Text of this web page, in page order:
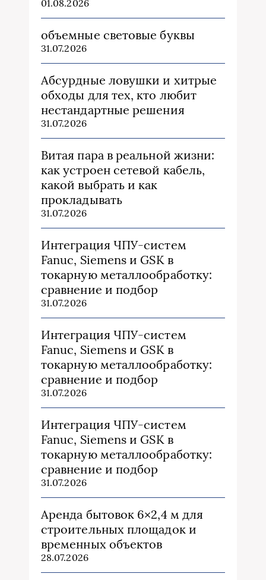
01.08.2026
объемные световые буквы
31.07.2026
Абсурдные ловушки и хитрые
обходы для тех, кто любит
нестандартные решения
31.07.2026
Витая пара в реальной жизни:
как устроен сетевой кабель,
какой выбрать и как
прокладывать
31.07.2026
Интеграция ЧПУ-систем
Fanuc, Siemens и GSK в
токарную металлообработку:
сравнение и подбор
31.07.2026
Интеграция ЧПУ-систем
Fanuc, Siemens и GSK в
токарную металлообработку:
сравнение и подбор
31.07.2026
Интеграция ЧПУ-систем
Fanuc, Siemens и GSK в
токарную металлообработку:
сравнение и подбор
31.07.2026
Аренда бытовок 6×2,4 м для
строительных площадок и
временных объектов
28.07.2026